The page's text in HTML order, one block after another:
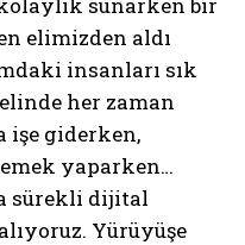
elimizden aldı
insanları sık
her zaman
işe giderken,
yaparken…
sürekli dijital
Yürüyüşe